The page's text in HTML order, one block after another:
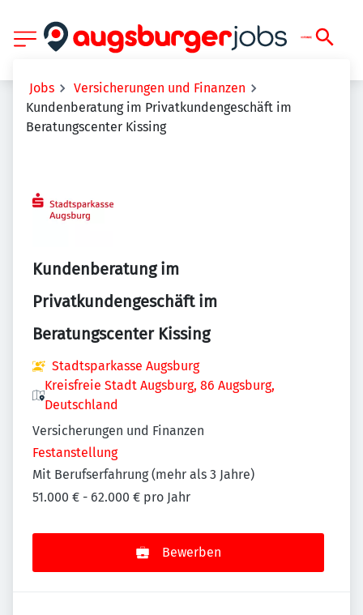
Jobs
Versicherungen und Finanzen
Kundenberatung im Privatkundengeschäft im
Beratungscenter Kissing
Kundenberatung im
Privatkundengeschäft im
Beratungscenter Kissing
Stadtsparkasse Augsburg
Kreisfreie Stadt Augsburg, 86 Augsburg,
Deutschland
Versicherungen und Finanzen
Festanstellung
Mit Berufserfahrung (mehr als 3 Jahre)
51.000 € - 62.000 € pro Jahr
Bewerben